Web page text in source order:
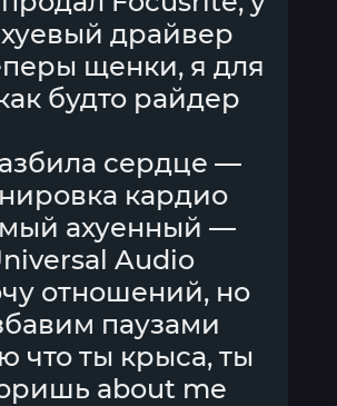
драйвер
щенки, я для
будто райдер
сердце —
кардио
ахуенный —
Audio
отношений, но
паузами
что ты крыса, ты
about me